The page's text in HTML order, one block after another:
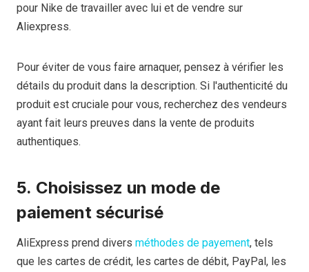
pour Nike de travailler avec lui et de vendre sur
Aliexpress.
Pour éviter de vous faire arnaquer, pensez à vérifier les
détails du produit dans la description. Si l'authenticité du
produit est cruciale pour vous, recherchez des vendeurs
ayant fait leurs preuves dans la vente de produits
authentiques.
5. Choisissez un mode de
paiement sécurisé
AliExpress prend divers méthodes de payement, tels
que les cartes de crédit, les cartes de débit, PayPal, les